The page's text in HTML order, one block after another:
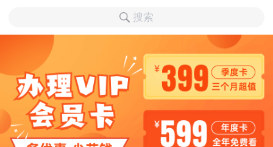
搜索